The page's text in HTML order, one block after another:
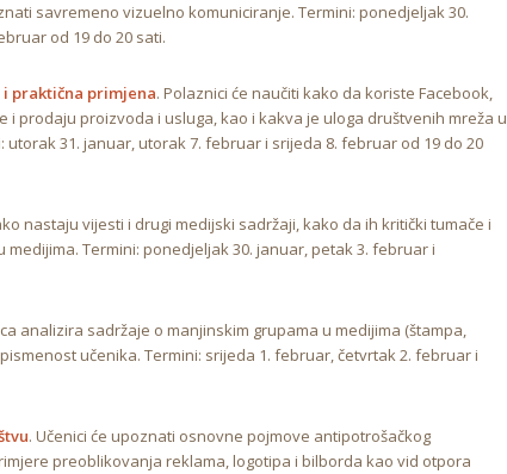
savremeno vizuelno komuniciranje. Termini: ponedjeljak 30.
od 19 do 20 sati.
praktična primjena. Polaznici će naučiti kako da koriste Facebook,
i prodaju proizvoda i usluga, kao i kakva je uloga društvenih mreža u
31. januar, utorak 7. februar i srijeda 8. februar od 19 do 20
nastaju vijesti i drugi medijski sadržaji, kako da ih kritički tumače i
Termini: ponedjeljak 30. januar, petak 3. februar i
analizira sadržaje o manjinskim grupama u medijima (štampa,
učenika. Termini: srijeda 1. februar, četvrtak 2. februar i
. Učenici će upoznati osnovne pojmove antipotrošačkog
preoblikovanja reklama, logotipa i bilborda kao vid otpora